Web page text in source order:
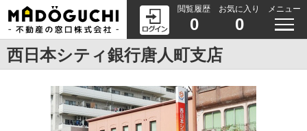
閲覧履歴
0
お気に入り
0
メニュー
西日本シティ銀行唐人町支店